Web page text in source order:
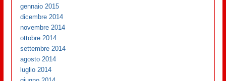
gennaio 2015
dicembre 2014
novembre 2014
ottobre 2014
settembre 2014
agosto 2014
luglio 2014